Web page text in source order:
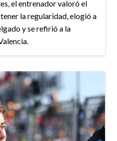
el entrenador valoró el
la regularidad, elogió a
y se refirió a la